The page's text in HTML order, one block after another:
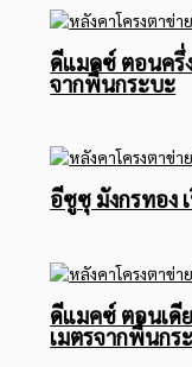
ดีแมคซ์ ตอนครึ่
จากพื้นกระบะ
อีซูซุ มังกรทอง
ดีแมคซ์ ตอนเดี
เมตรจากพื้นกร